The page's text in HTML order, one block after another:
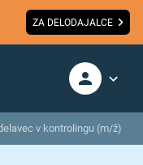
ZA DELODAJALCE
v kontrolingu (m/ž)